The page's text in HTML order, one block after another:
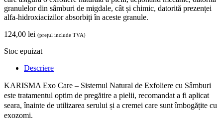
granulelor din sâmburi de migdale, cât și chimic, datorită prezenței
alfa-hidroxiacizilor absorbiți în aceste granule.
124,00 lei (prețul include TVA)
Stoc epuizat
Descriere
KARISMA Exo Care – Sistemul Natural de Exfoliere cu Sâmburi
este tratamentul optim de pregătire a pielii, recomandat a fi aplicat
seara, înainte de utilizarea serului și a cremei care sunt îmbogățite cu
exozomi.